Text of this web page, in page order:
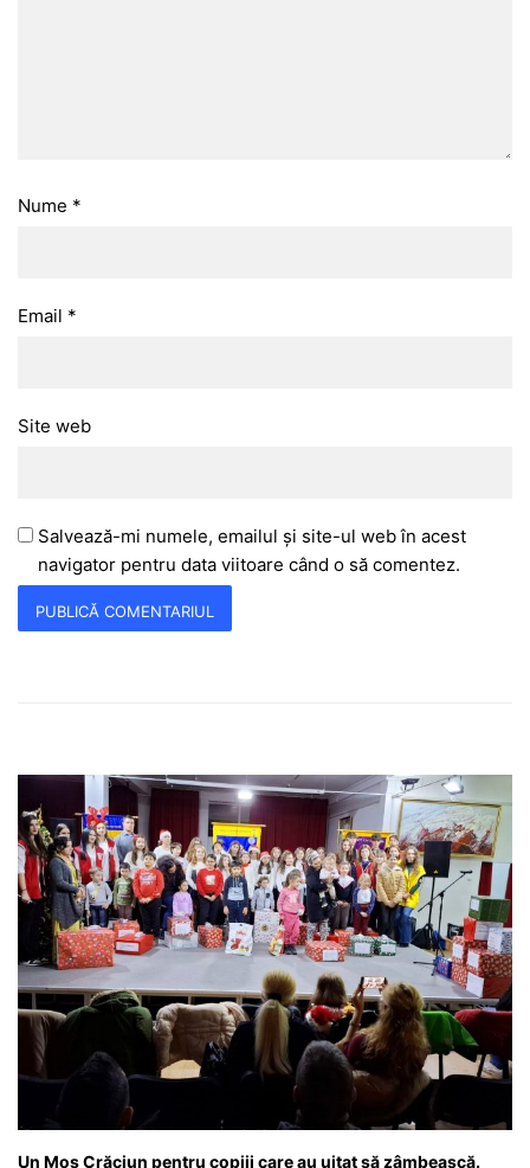
Nume *
Email *
Site web
Salvează-mi numele, emailul și site-ul web în acest
navigator pentru data viitoare când o să comentez.
Un Moş Crăciun pentru copiii care au uitat să zâmbească.